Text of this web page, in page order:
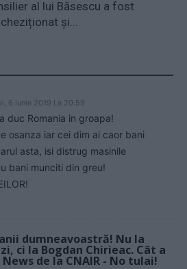
al lui Băsescu a fost
și...
6 iunie 2019 La 20.59
duc Romania in groapa!
osanza iar cei dim ai caor bani
asta, isi distrug masinile
bani munciti din greu!
dumneavoastră! Nu la
ci la Bogdan Chirieac. Cât a
de la CNAIR - No tulai!